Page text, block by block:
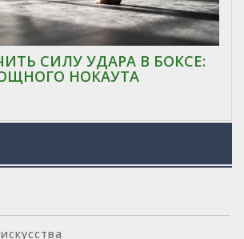
СИЛУ УДАРА В БОКСЕ:
НОКАУТА